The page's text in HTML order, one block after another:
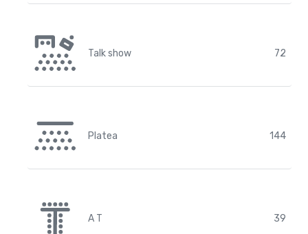
Talk show 72
Platea 144
A T 39